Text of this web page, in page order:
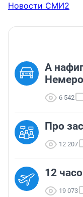
Новости СМИ2
А
6 542
Про
12 207
12
19 073